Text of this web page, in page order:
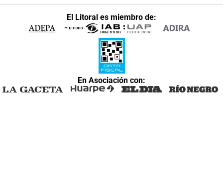
El Litoral es miembro de:
En Asociación con: